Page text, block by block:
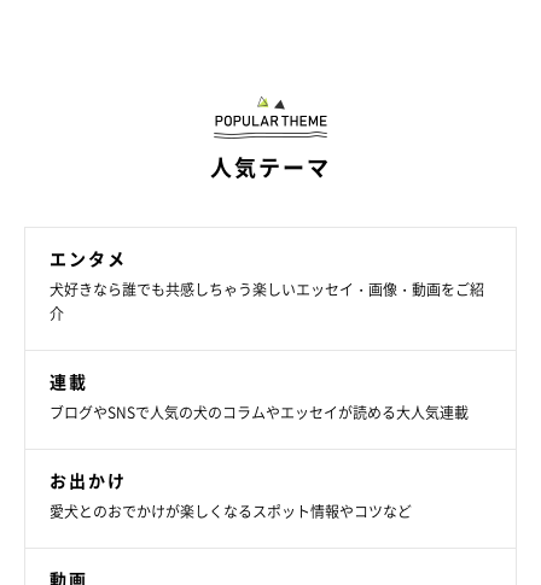
人気テーマ
エンタメ
犬好きなら誰でも共感しちゃう楽しいエッセイ・画像・動画をご紹
介
連載
ブログやSNSで人気の犬のコラムやエッセイが読める大人気連載
お出かけ
愛犬とのおでかけが楽しくなるスポット情報やコツなど
動画